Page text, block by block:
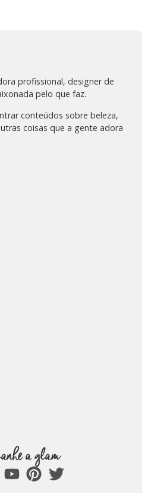
profissional, designer de
pelo que faz.
conteúdos sobre beleza,
coisas que a gente adora
a glam